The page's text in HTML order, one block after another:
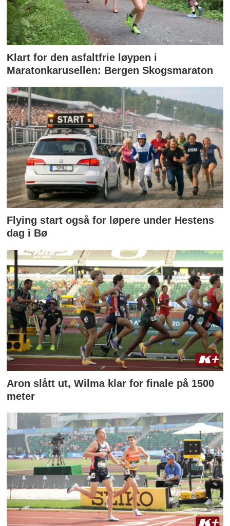
Klart for den asfaltfrie løypen i
Maratonkarusellen: Bergen Skogsmaraton
Flying start også for løpere under Hestens
dag i Bø
Aron slått ut, Wilma klar for finale på 1500
meter